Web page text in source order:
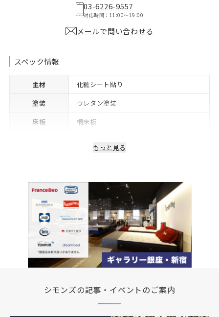
03-6226-9557
対応時間：11:00〜19:00
メールで問い合わせる
スペック情報
主材
化粧シート貼り
塗装
ウレタン塗装
床板
桐床板
もっと見る
シモンズの記事・イベントのご案内